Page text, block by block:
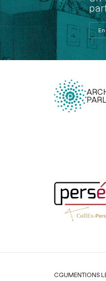
Légal
CGUMENTIONS